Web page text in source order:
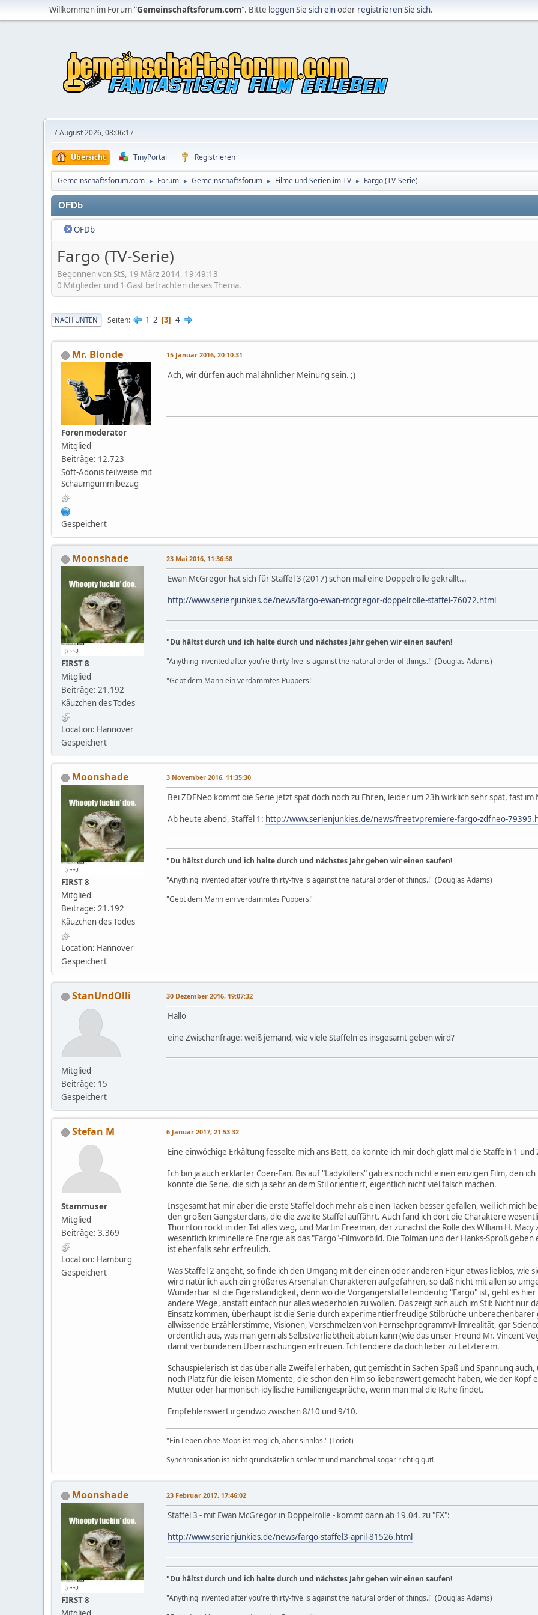
Willkommen im Forum "Gemeinschaftsforum.com". Bitte loggen Sie sich einoder registrieren Sie sich.
7 August 2026, 08:06:17
Übersicht TinyPortal Registrieren
Gemeinschaftsforum.com ► Forum ► Gemeinschaftsforum ► Filme und Serien im TV ► Fargo (TV-Serie)
OFDb
OFDb
Fargo (TV-Serie)
Begonnen von StS, 19 März 2014, 19:49:13
0 Mitglieder und 1 Gast betrachten dieses Thema.
NACH UNTEN Seiten 1 2 3 4
Mr. Blonde
Forenmoderator
Mitglied
Beiträge: 12.723
Soft-Adonis teilweise mit
Schaumgummibezug
Gespeichert
15 Januar 2016, 20:10:31
Ach, wir dürfen auch mal ähnlicher Meinung sein. ;)
Moonshade
FIRST 8
Mitglied
Beiträge: 21.192
Käuzchen des Todes
Location: Hannover
Gespeichert
23 Mai 2016, 11:36:58
Ewan McGregor hat sich für Staffel 3 (2017) schon mal eine Doppelrolle gekrallt...
http://www.serienjunkies.de/news/fargo-ewan-mcgregor-doppelrolle-staffel-76072.html
"Du hältst durch und ich halte durch und nächstes Jahr gehen wir einen saufen!
"Anything invented after you're thirty-five is against the natural order of things.!" (Douglas Adams)
"Gebt dem Mann ein verdammtes Puppers!"
Moonshade
FIRST 8
Mitglied
Beiträge: 21.192
Käuzchen des Todes
Location: Hannover
Gespeichert
3 November 2016, 11:35:30
Bei ZDFNeo kommt die Serie jetzt spät doch noch zu Ehren, leider um 23h wirklich sehr spät, fast
Ab heute abend, Staffel 1: http://www.serienjunkies.de/news/freetvpremiere-fargo-zdfneo-
"Du hältst durch und ich halte durch und nächstes Jahr gehen wir einen saufen!
"Anything invented after you're thirty-five is against the natural order of things.!" (Douglas Adams)
"Gebt dem Mann ein verdammtes Puppers!"
StanUndOlli
Mitglied
Beiträge: 15
Gespeichert
30 Dezember 2016, 19:07:32
Hallo
eine Zwischenfrage: weiß jemand, wie viele Staffeln es insgesamt geben wird?
Stefan M
Stammuser
Mitglied
Beiträge: 3.369
Location: Hamburg
Gespeichert
6 Januar 2017, 21:53:32
Eine einwöchige Erkältung fesselte mich ans Bett, da konnte ich mir doch glatt mal die Staffeln 1
Ich bin ja auch erklärter Coen-Fan. Bis auf "Ladykillers" gab es noch nicht einen einzigen Film, den
konnte die Serie, die sich ja sehr an dem Stil orientiert, eigentlich nicht viel falsch machen.
Insgesamt hat mir aber die erste Staffel doch mehr als einen Tacken besser gefallen, weil ich mich
den großen Gangsterclans, die die zweite Staffel auffährt. Auch fand ich dort die Charaktere
Thornton rockt in der Tat alles weg, und Martin Freeman, der zunächst die Rolle des William H.
wesentlich kriminellere Energie als das "Fargo"-Filmvorbild. Die Tolman und der Hanks-Sproß
ist ebenfalls sehr erfreulich.
Was Staffel 2 angeht, so finde ich den Umgang mit der einen oder anderen Figur etwas lieblos, wie
wird natürlich auch ein größeres Arsenal an Charakteren aufgefahren, so daß nicht mit allen so
Wunderbar ist die Eigenständigkeit, denn wo die Vorgängerstaffel eindeutig "Fargo" ist, geht es
andere Wege, anstatt einfach nur alles wiederholen zu wollen. Das zeigt sich auch im Stil: Nicht nur
Einsatz kommen, überhaupt ist die Serie durch experimentierfreudige Stilbrüche
allwissende Erzählerstimme, Visionen, Verschmelzen von Fernsehprogramm/Filmrealität, gar
ordentlich aus, was man gern als Selbstverliebtheit abtun kann (wie das unser Freund Mr. Vincent
damit verbundenen Überraschungen erfreuen. Ich tendiere da doch lieber zu Letzterem.
Schauspielerisch ist das über alle Zweifel erhaben, gut gemischt in Sachen Spaß und Spannung
noch Platz für die leisen Momente, die schon den Film so liebenswert gemacht haben, wie der Kopf
Mutter oder harmonisch-idyllische Familiengespräche, wenn man mal die Ruhe findet.
Empfehlenswert irgendwo zwischen 8/10 und 9/10.
"Ein Leben ohne Mops ist möglich, aber sinnlos." (Loriot)
Synchronisation ist nicht grundsätzlich schlecht und manchmal sogar richtig gut!
Moonshade
FIRST 8
23 Februar 2017, 17:46:02
Staffel 3 - mit Ewan McGregor in Doppelrolle - kommt dann ab 19.04. zu "FX":
http://www.serienjunkies.de/news/fargo-staffel3-april-81526.html
"Du hältst durch und ich halte durch und nächstes Jahr gehen wir einen saufen!
"Anything invented after you're thirty-five is against the natural order of things.!" (Douglas Adams)